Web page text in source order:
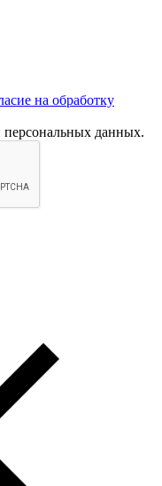
на обработку
персональных данных.